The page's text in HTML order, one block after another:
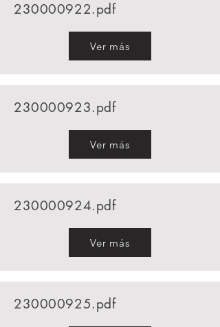
230000922.pdf
Ver más
230000923.pdf
Ver más
230000924.pdf
Ver más
230000925.pdf